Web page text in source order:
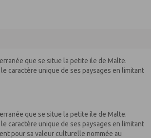
que se situe la petite ile de Malte.
caractère unique de ses paysages en limitant
que se situe la petite ile de Malte.
caractère unique de ses paysages en limitant
pour sa valeur culturelle nommée au